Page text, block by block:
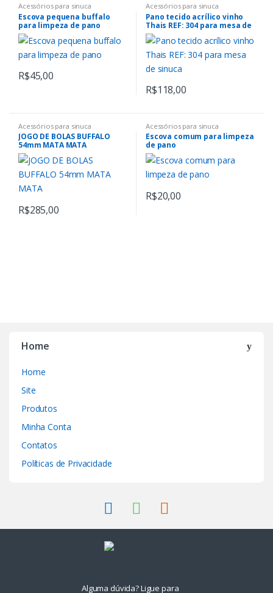
Acessórios para sinuca
Escova pequena buffalo
para limpeza de pano
R$45,00
Acessórios para sinuca
Pano tecido acrílico vinho
Thais REF: 304 para mesa de
sinuca
R$118,00
Acessórios para sinuca
JOGO DE BOLAS BUFFALO
54mm MATA MATA
R$285,00
Acessórios para sinuca
Escova comum para limpeza
de pano
R$20,00
Home
Home
Site
Produtos
Minha Conta
Contatos
Políticas de Privacidade
Alguma dúvida? Ligue para